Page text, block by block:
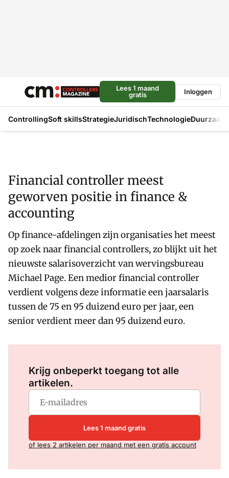
Lees 1 maand
gratis
Inloggen
ControllingSoft skillsStrategieJuridischTechnologie
Financial controller meest
geworven positie in finance &
accounting
Op finance-afdelingen zijn organisaties het meest
op zoek naar financial controllers, zo blijkt uit het
nieuwste salarisoverzicht van wervingsbureau
Michael Page. Een medior financial controller
verdient volgens deze informatie een jaarsalaris
tussen de 75 en 95 duizend euro per jaar, een
senior verdient meer dan 95 duizend euro.
Krijg onbeperkt toegang tot alle
artikelen.
Lees 1 maand gratis
of lees 2 artikelen per maand met een gratis account